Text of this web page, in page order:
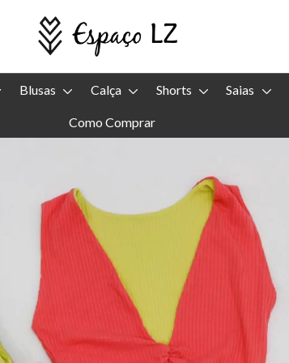
Blusas Calça Shorts Saias
Como Comprar